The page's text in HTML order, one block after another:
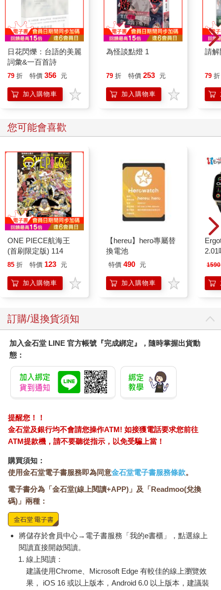
日花閃爍：台語的美麗
詞彙&一百首詩
79 折 特價 356 元
加入購物車
為怪談點燈 1
79 折 特價 253 元
加入購物車
請解
79 折
您可能會喜歡
ONE PIECE航海王
(首刷限定版) 114
85 折 特價 123 元
加入購物車
【hereu】hero專屬替
換電池
特價 490 元
加入購物車
2.01
1590
訂購/退換貨須知
加入金石堂 LINE 官方帳號『完成綁定』，隨時掌握出貨動
態：
提醒您！！
金石堂及銀行均不會請您操作ATM! 如接獲電話要求您前往
ATM提款機，請不要聽從指示，以免受騙上當！
購買須知：
使用金石堂電子書服務即為同意金石堂電子書服務條款。
電子書分為「金石堂(線上閱讀+APP)」及「Readmoo(兌換
碼)」兩種：
將儲存於會員中心→電子書服務「我的e書櫃」，點選線上
閱讀直接開啟閱讀。
線上閱讀：
建議使用Chrome、Microsoft Edge 有較佳的線上瀏覽效
果， iOS 16 或以上版本，Android 6.0 以上版本，建議裝